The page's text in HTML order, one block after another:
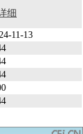
细
11-13